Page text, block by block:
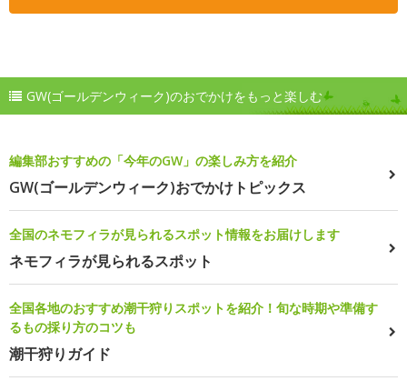
GW(ゴールデンウィーク)のおでかけをもっと楽しむ
編集部おすすめの「今年のGW」の楽しみ方を紹介
GW(ゴールデンウィーク)おでかけトピックス
全国のネモフィラが見られるスポット情報をお届けします
ネモフィラが見られるスポット
全国各地のおすすめ潮干狩りスポットを紹介！旬な時期や準備す
るもの採り方のコツも
潮干狩りガイド